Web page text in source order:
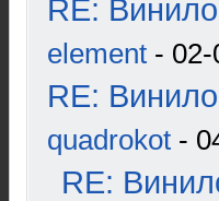
RE:
element -
RE:
quadrokot -
RE: